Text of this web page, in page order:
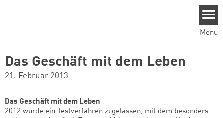
Menü
Das Geschäft mit dem Leben
21. Februar 2013
Das Geschäft mit dem Leben
2012 wurde ein Testverfahren zugelassen, mit dem besonders